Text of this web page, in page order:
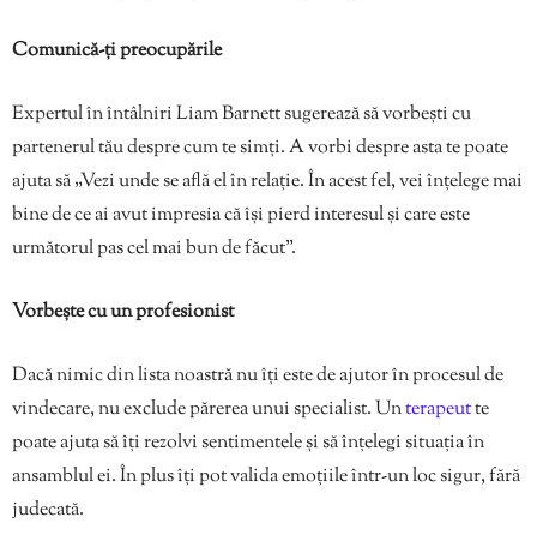
Comunică-ți preocupările
Expertul în întâlniri Liam Barnett sugerează să vorbești cu
partenerul tău despre cum te simți. A vorbi despre asta te poate
ajuta să „Vezi unde se află el în relație. În acest fel, vei înțelege mai
bine de ce ai avut impresia că își pierd interesul și care este
următorul pas cel mai bun de făcut”.
Vorbește cu un profesionist
Dacă nimic din lista noastră nu îți este de ajutor în procesul de
vindecare, nu exclude părerea unui specialist. Unterapeutte
poate ajuta să îți rezolvi sentimentele și să înțelegi situația în
ansamblul ei. În plus îți pot valida emoțiile într-un loc sigur, fără
judecată.